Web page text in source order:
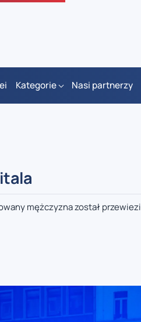
Kategorie Nasi partnerzy
mężczyzna został